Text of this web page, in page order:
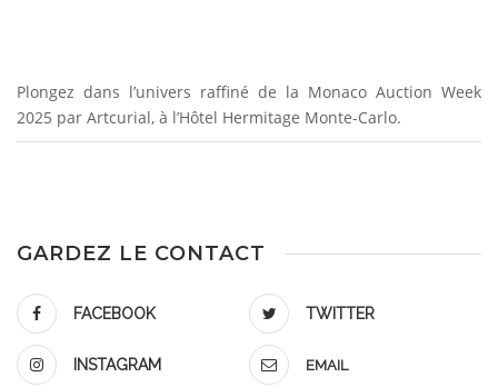
Plongez dans l’univers raffiné de la Monaco Auction Week
2025 par Artcurial, à l’Hôtel Hermitage Monte-Carlo.
GARDEZ LE CONTACT
FACEBOOK TWITTER
INSTAGRAM EMAIL